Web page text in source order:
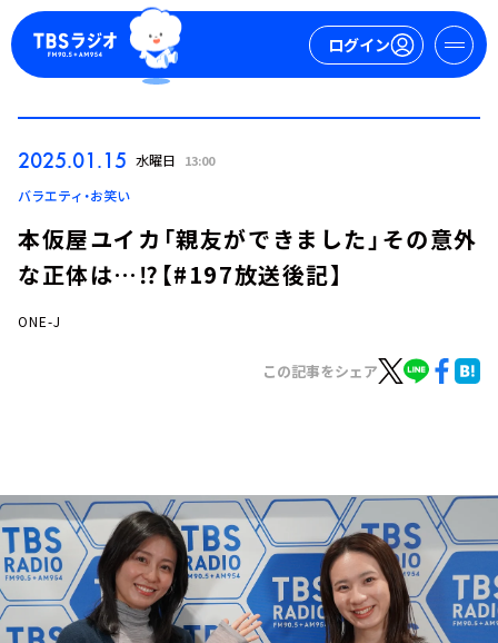
ログイン
ログイン
お知らせ
イベント・グッズ
YouTube
会社情報
2025.01.15 水曜日 13:00
バラエティ・お笑い
本仮屋ユイカ「親友ができました」その意外
な正体は…⁉【#197放送後記】
ONE-J
この記事をシェア